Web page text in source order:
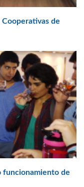
de
funcionamiento de